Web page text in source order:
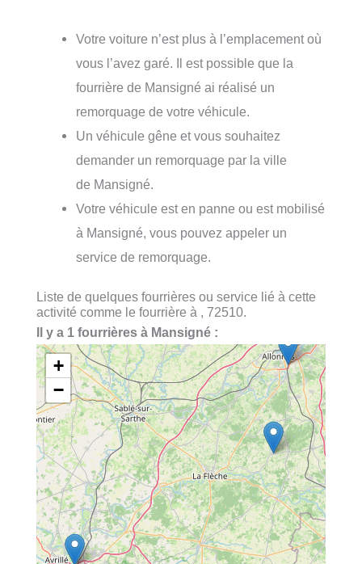
Votre voiture n’est plus à l’emplacement où
vous l’avez garé. Il est possible que la
fourrière de Mansigné ai réalisé un
remorquage de votre véhicule.
Un véhicule gêne et vous souhaitez
demander un remorquage par la ville
de Mansigné.
Votre véhicule est en panne ou est mobilisé
à Mansigné, vous pouvez appeler un
service de remorquage.
Liste de quelques fourrières ou service lié à cette
activité comme le fourrière à , 72510.
Il y a 1 fourrières à Mansigné :
+
−